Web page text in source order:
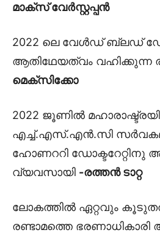
മാക്സ് വേർസ്റ്റപ്പൻ
2022 ലെ വേൾഡ് ബ്ലഡ്
ആതിഥേയത്വം വഹിക്കുന്ന
മെക്സിക്കോ
2022 ജൂണിൽ
എച്ച്.എസ്.എൻ.സി
ഹോണററി
വ്യവസായി -രത്തൻ ടാറ്റ
ലോകത്തിൽ ഏറ്റവും കൂടുതൽ
രണ്ടാമത്തെ ഭരണാധികാരി